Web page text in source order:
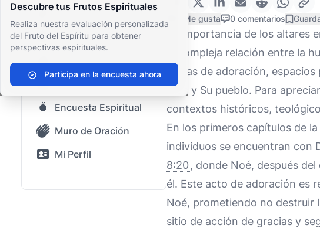
Descubre tus Frutos Espirituales
Realiza nuestra evaluación personalizada
del Fruto del Espíritu para obtener
perspectivas espirituales.
Participa en la encuesta ahora
Nuestro blog
Contenido guardado
Preguntas Populares
Biblia Sagrada
Encuesta Espiritual
Muro de Oración
Mi Perfil
0 Me gusta 0 comentarios
La importancia de los
la compleja relación entre la
físicas de adoración,
Dios y Su pueblo. Para
contextos históricos,
En los primeros capítulos de
individuos se encuentran con
8:20 , donde Noé, después
él. Este acto de adoración es
Noé, prometiendo no destruir
sitio de acción de gracias y